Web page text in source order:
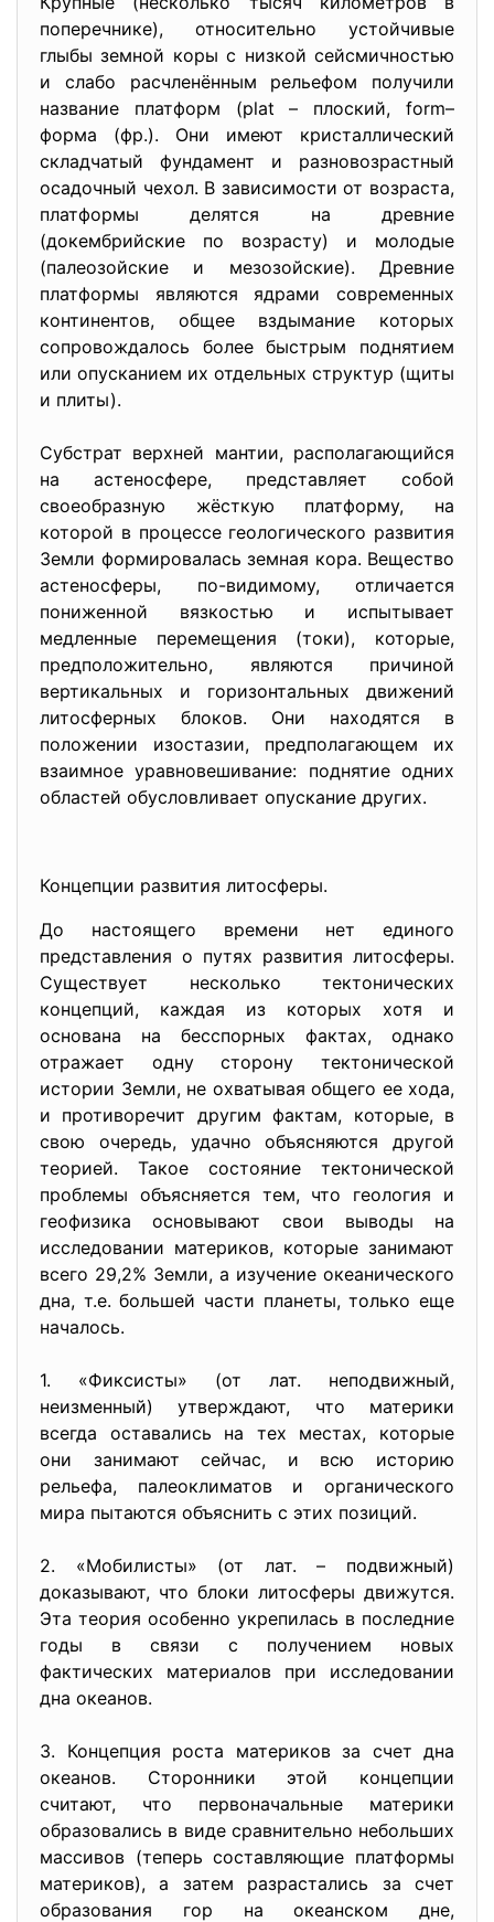
поперечнике), относительно устойчивые
глыбы земной коры с низкой сейсмичностью
и слабо расчленённым рельефом получили
название платформ (plat – плоский, form–
форма (фр.). Они имеют кристаллический
складчатый фундамент и разновозрастный
осадочный чехол. В зависимости от возраста,
платформы делятся на древние
(докембрийские по возрасту) и молодые
(палеозойские и мезозойские). Древние
платформы являются ядрами современных
континентов, общее вздымание которых
сопровождалось более быстрым поднятием
или опусканием их отдельных структур (щиты
и плиты).
Субстрат верхней мантии, располагающийся
на астеносфере, представляет собой
своеобразную жёсткую платформу, на
которой в процессе геологического развития
Земли формировалась земная кора. Вещество
астеносферы, по-видимому, отличается
пониженной вязкостью и испытывает
медленные перемещения (токи), которые,
предположительно, являются причиной
вертикальных и горизонтальных движений
литосферных блоков. Они находятся в
положении изостазии, предполагающем их
взаимное уравновешивание: поднятие одних
областей обусловливает опускание других.
Концепции развития литосферы.
До настоящего времени нет единого
представления о путях развития литосферы.
Существует несколько тектонических
концепций, каждая из которых хотя и
основана на бесспорных фактах, однако
отражает одну сторону тектонической
истории Земли, не охватывая общего ее хода,
и противоречит другим фактам, которые, в
свою очередь, удачно объясняются другой
теорией. Такое состояние тектонической
проблемы объясняется тем, что геология и
геофизика основывают свои выводы на
исследовании материков, которые занимают
всего 29,2% Земли, а изучение океанического
дна, т.е. большей части планеты, только еще
началось.
1. «Фиксисты» (от лат. неподвижный,
неизменный) утверждают, что материки
всегда оставались на тех местах, которые
они занимают сейчас, и всю историю
рельефа, палеоклиматов и органического
мира пытаются объяснить с этих позиций.
2. «Мобилисты» (от лат. – подвижный)
доказывают, что блоки литосферы движутся.
Эта теория особенно укрепилась в последние
годы в связи с получением новых
фактических материалов при исследовании
дна океанов.
3. Концепция роста материков за счет дна
океанов. Сторонники этой концепции
считают, что первоначальные материки
образовались в виде сравнительно небольших
массивов (теперь составляющие платформы
материков), а затем разрастались за счет
образования гор на океанском дне,